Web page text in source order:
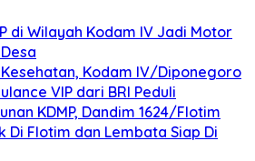
di Wilayah Kodam IV Jadi Motor
Kodam IV/Diponegoro
VIP dari BRI Peduli
KDMP, Dandim 1624/Flotim
Di Flotim dan Lembata Siap Di